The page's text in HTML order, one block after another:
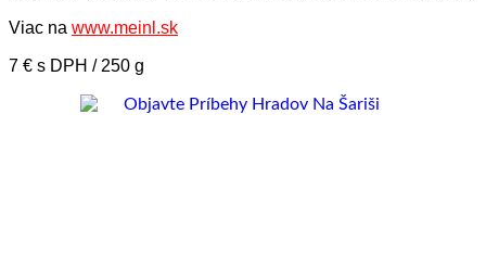
Viac na www.meinl.sk
7 € s DPH / 250 g